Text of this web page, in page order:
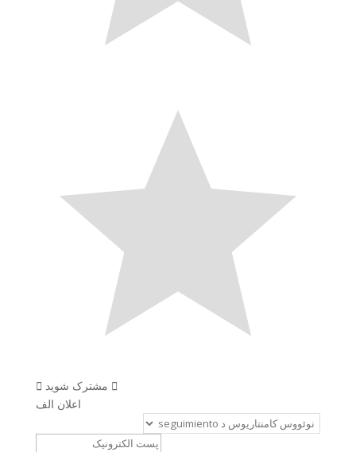
مشترک شوید
اعلان الف